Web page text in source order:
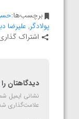
برچسب‌ها:
پولادگر, علیرضا
اشتراک
دیدگاهتان
نشانی ایمیل
علامت‌گذاری